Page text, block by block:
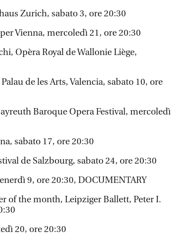
Zurich, sabato 3, ore 20:30
Vienna, mercoledì 21, ore 20:30
Opèra Royal de Wallonie Liège,
de les Arts, Valencia, sabato 10, ore
Baroque Opera Festival, mercoledì
sabato 17, ore 20:30
de Salzbourg, sabato 24, ore 20:30
9, ore 20:30, DOCUMENTARY
of the month, Leipziger Ballett, Peter I.
20, ore 20:30